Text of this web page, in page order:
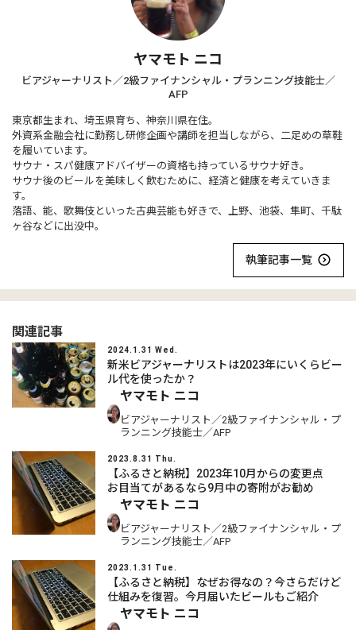
ヤマモト ニコ
ビアジャーナリスト／2級ファイナンシャル・プランニング技能士／
AFP
東京都生まれ、埼玉県育ち、神奈川県在住。
外資系金融会社に勤務し研修企画や講師を担当しながら、二足めの草鞋
を履いています。
サウナ・スパ健康アドバイザーの資格も持っているサウナ好き。
サウナ後のビールを美味しく飲むために、経済と健康を考えていきま
す。
落語、能、歌舞伎といった古典芸能も好きで、上野、池袋、隼町、千駄
ヶ谷などに出没中。
執筆記事一覧
関連記事
2024.1.31 Wed.
新米ビアジャーナリストは2023年にいくらビー
ル代を使ったか？
ヤマモト ニコ
ビアジャーナリスト／2級ファイナンシャル・プ
ランニング技能士／AFP
2023.8.31 Thu.
【ふるさと納税】2023年10月からの変更点
お目当てがあるなら9月中の寄附がお勧め
ヤマモト ニコ
ビアジャーナリスト／2級ファイナンシャル・プ
ランニング技能士／AFP
2023.1.31 Tue.
【ふるさと納税】なぜお得なの？今さらだけど
仕組みを復習。今月届いたビールもご紹介
ヤマモト ニコ